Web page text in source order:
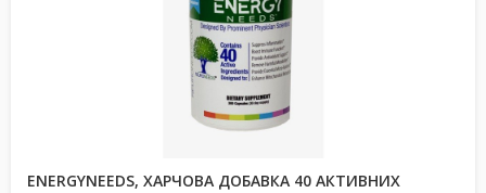
ENERGYNEEDS, ХАРЧОВА ДОБАВКА 40 АКТИВНИХ